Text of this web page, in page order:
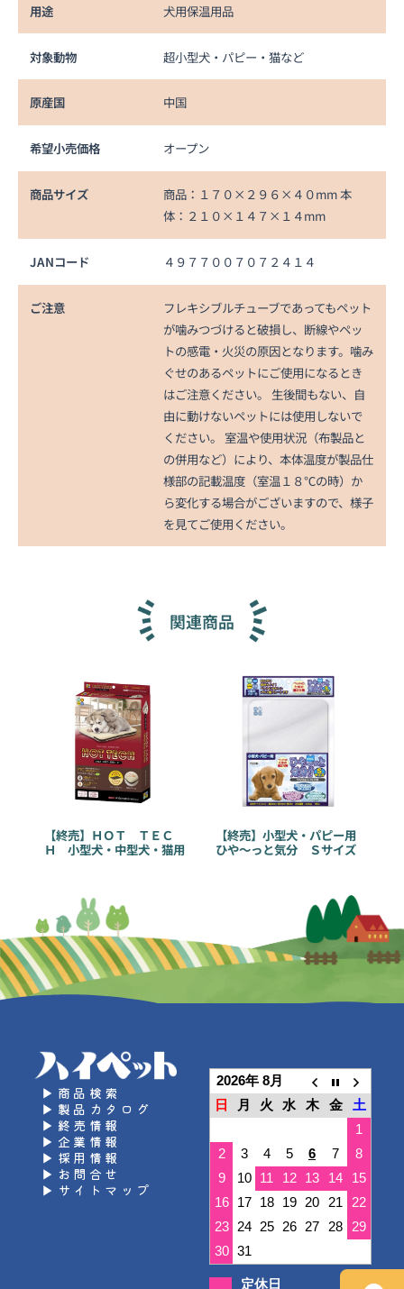
用途 犬用保温用品
対象動物 超小型犬・パピー・猫など
原産国 中国
希望小売価格 オープン
商品サイズ
商品：１７０×２９６×４０mm 本
体：２１０×１４７×１４mm
JANコード ４９７７００７０７２４１４
ご注意
フレキシブルチューブであってもペット
が噛みつづけると破損し、断線やペッ
トの感電・火災の原因となります。噛み
ぐせのあるペットにご使用になるとき
はご注意ください。 生後間もない、自
由に動けないペットには使用しないで
ください。 室温や使用状況（布製品と
の併用など）により、本体温度が製品仕
様部の記載温度（室温１８℃の時）か
ら変化する場合がございますので、様子
を見てご使用ください。
関連商品
【終売】ＨＯＴ ＴＥＣ
Ｈ 小型犬・中型犬・猫用
【終売】小型犬・パピー用
ひや～っと気分 Ｓサイズ
▶商品検索
▶製品カタログ
▶終売情報
▶企業情報
▶採用情報
▶お問合せ
▶サイトマップ
2026年 8月
日
月 火 水 木 金
土
1
2
3 4 5 6 7
8
9
10 11 12 13 14
15
16
17 18 19 20 21
22
23 24 25 26 27 28
29
30 31
定休日